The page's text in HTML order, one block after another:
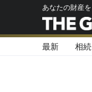
あなたの財産
最新 相